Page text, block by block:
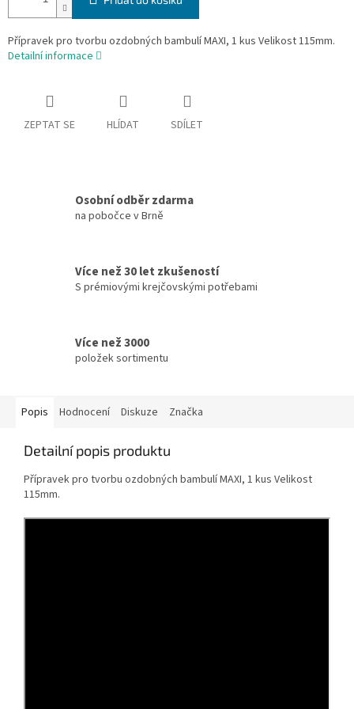
Přípravek pro tvorbu ozdobných bambulí MAXI, 1 kus Velikost 115mm.
Detailní informace
ZEPTAT SE HLÍDAT SDÍLET
Osobní odběr zdarma
na pobočce v Brně
Více než 30 let zkušeností
S prémiovými krejčovskými potřebami
Více než 3000
položek sortimentu
Popis Hodnocení Diskuze Značka
Detailní popis produktu
Přípravek pro tvorbu ozdobných bambulí MAXI, 1 kus Velikost
115mm.